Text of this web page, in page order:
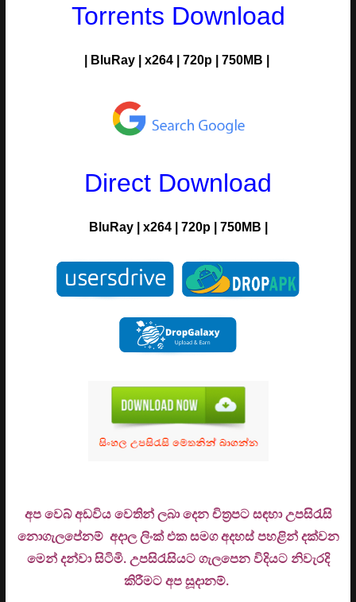
Torrents Download
BluRay| x264| 720p| 750MB |
Direct Download
BluRay| x264| 720p| 750MB |
අප වෙබ් අඩවිය වෙතින් ලබා දෙන චිත්‍රපට සඳහා උපසිරැසි
නොගැලපේනම් අදාල ලිංක් එක සමග අදහස් පහළින් දක්වන
මෙන් දන්වා සිටිමි. උපසිරැසියට ගැලපෙන විදියට නිවැරදි
කිරීමට අප සූදානම්.